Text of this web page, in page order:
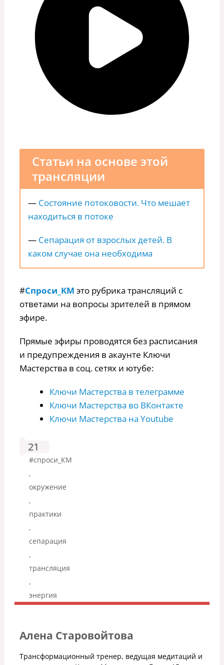
Статьи на основе этой
трансляции
— Состояние потоковости. Что мешает
находиться в потоке
— Сепарация от взрослых детей. В
каком случае она необходима
#Спроси_КМ это рубрика трансляций с
ответами на вопросы зрителей в прямом
эфире.
Прямые эфиры проводятся без расписания
и предупреждения в акаунте Ключи
Мастерства в соц. сетях и ютубе:
Ключи Мастерства в телеграмме
Ключи Мастерства во ВКонтакте
Ключи Мастерства на Youtube
#спроси_КМ
,
окружение
,
практики
,
сепарация
,
трансляция
,
энергия
21
Алена Старовойтова
Трансформационный тренер, ведущая медитаций и